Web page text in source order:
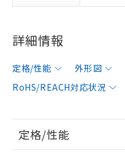
詳細情報
定格/性能 外形図
RoHS/REACH対応状況
定格/性能